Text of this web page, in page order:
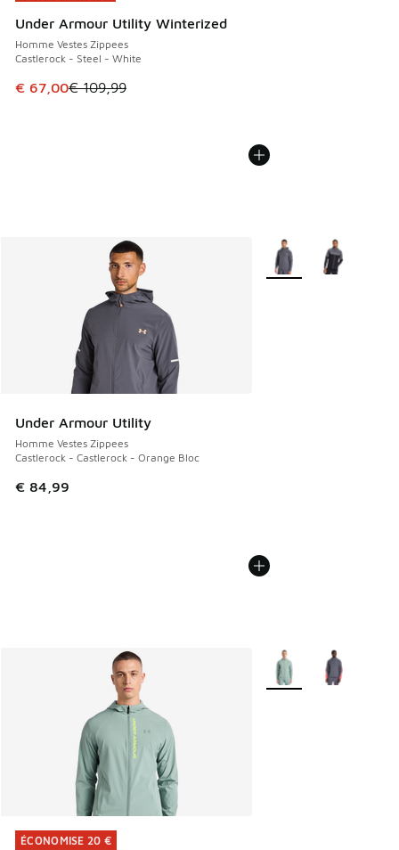
Under Armour Utility Winterized
Homme Vestes Zippees
Castlerock - Steel - White
Cet article est en promotion. Prix en baisse de € 109,99 à
€ 67,00€ 109,99
Under Armour Utility
Homme Vestes Zippees
Castlerock - Castlerock - Orange Bloc
€ 84,99
Plus de couleurs
ÉCONOMISE 20 €
ÉCONOMISE 20 €
Plus de couleurs